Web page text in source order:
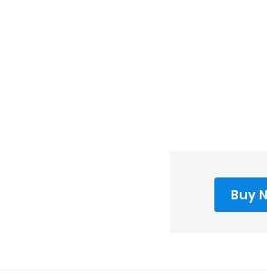
Buy